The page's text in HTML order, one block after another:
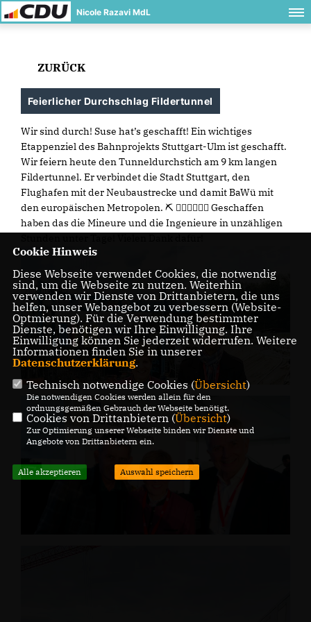
Nicole Razavi MdL
ZURÜCK
Feierlicher Durchschlag Fildertunnel
Wir sind durch! Suse hat’s geschafft! Ein wichtiges
Etappenziel des Bahnprojekts Stuttgart-Ulm ist geschafft.
Wir feiern heute den Tunneldurchstich am 9 km langen
Fildertunnel. Er verbindet die Stadt Stuttgart, den
Flughafen mit der Neubaustrecke und damit BaWü mit
den europäischen Metropolen. ⛏ 👷‍♂️👷‍♂️👷‍♂️ Geschaffen
haben das die Mineure und die Ingenieure in unzähligen
Cookie Hinweis
Diese Webseite verwendet Cookies, die notwendig
sind, um die Webseite zu nutzen. Weiterhin
verwenden wir Dienste von Drittanbietern, die uns
helfen, unser Webangebot zu verbessern (Website-
Optmierung). Für die Verwendung bestimmter
Dienste, benötigen wir Ihre Einwilligung. Ihre
Einwilligung können Sie jederzeit widerrufen. Weitere
Informationen finden Sie in unserer
Datenschutzerklärung.
Technisch notwendige Cookies (Übersicht)
Die notwendigen Cookies werden allein für den
ordnungsgemäßen Gebrauch der Webseite benötigt.
Cookies von Drittanbietern (Übersicht)
Zur Optimierung unserer Webseite binden wir Dienste und
Angebote von Drittanbietern ein.
Alle akzeptieren Auswahl speichern